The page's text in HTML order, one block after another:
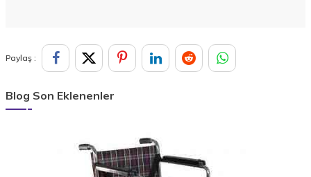
Paylaş :
Blog Son Eklenenler